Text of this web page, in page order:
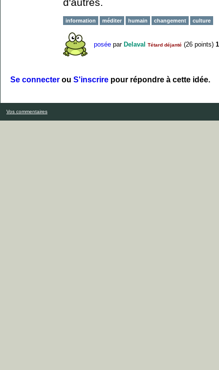
information méditer humain changement culture
posée par Delaval Tétard déjanté (26 points)
Se connecter ou S'inscrire pour répondre à cette idée.
Vos commentaires